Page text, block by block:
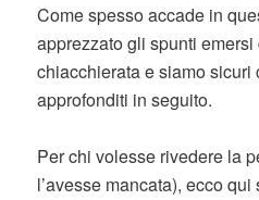
Come spesso accade in
apprezzato gli spunti
chiacchierata e siamo sicuri
approfonditi in seguito.
Per chi volesse rivedere la
l’avesse mancata), ecco